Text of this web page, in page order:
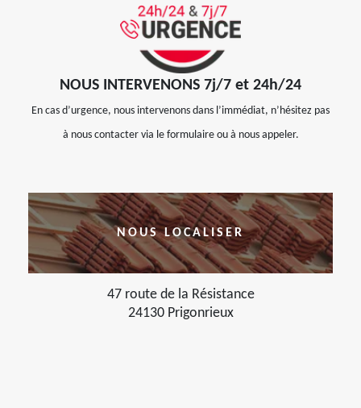
NOUS INTERVENONS 7j/7 et 24h/24
En cas d’urgence, nous intervenons dans l’immédiat, n’hésitez pas
à nous contacter via le formulaire ou à nous appeler.
NOUS LOCALISER
47 route de la Résistance
24130 Prigonrieux